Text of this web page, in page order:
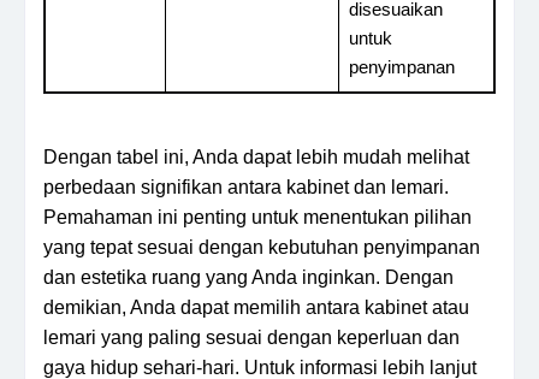
disesuaikan
untuk
penyimpanan
Dengan tabel ini, Anda dapat lebih mudah melihat
perbedaan signifikan antara kabinet dan lemari.
Pemahaman ini penting untuk menentukan pilihan
yang tepat sesuai dengan kebutuhan penyimpanan
dan estetika ruang yang Anda inginkan. Dengan
demikian, Anda dapat memilih antara kabinet atau
lemari yang paling sesuai dengan keperluan dan
gaya hidup sehari-hari. Untuk informasi lebih lanjut